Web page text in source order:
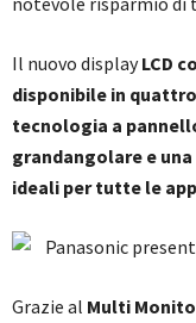
Il nuovo displayLCD
disponibile in
tecnologia a
grandangolare e
ideali per tutte le
Grazie al Multi